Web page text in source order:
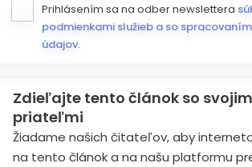
Prihlásením sa na odber newslettera
podmienkami služieb a so
údajov.
Zdieľajte tento článok so
priateľmi
Žiadame našich čitateľov, aby
na tento článok a na našu platformu